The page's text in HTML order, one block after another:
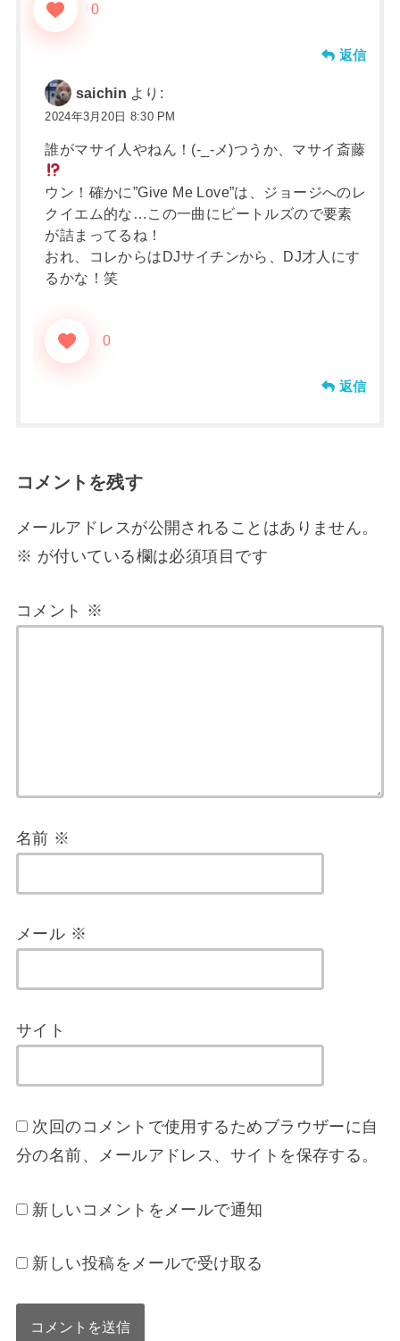
0
返信
saichin より:
2024年3月20日 8:30 PM
誰がマサイ人やねん！(-_-メ)つうか、マサイ斎藤
ウン！確かに”Give Me Love”は、ジョージへのレ
クイエム的な…この一曲にビートルズので要素
が詰まってるね！
おれ、コレからはDJサイチンから、DJ才人にす
るかな！笑
0
返信
コメントを残す
メールアドレスが公開されることはありません。
※ が付いている欄は必須項目です
コメント ※
名前 ※
メール ※
サイト
次回のコメントで使用するためブラウザーに自
分の名前、メールアドレス、サイトを保存する。
新しいコメントをメールで通知
新しい投稿をメールで受け取る